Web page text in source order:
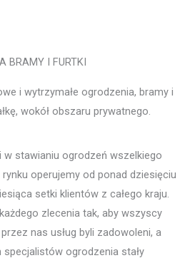
BRAMY I FURTKI
i wytrzymałe ogrodzenia, bramy i
wokół obszaru prywatnego.
stawianiu ogrodzeń wszelkiego
operujemy od ponad dziesięciu
setki klientów z całego kraju.
zlecenia tak, aby wszyscy
nas usług byli zadowoleni, a
ogrodzenia stały